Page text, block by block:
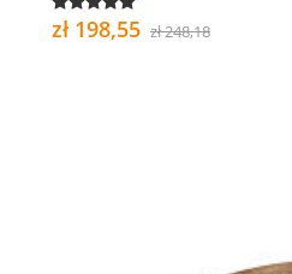
zł 198,55 zł 248,18